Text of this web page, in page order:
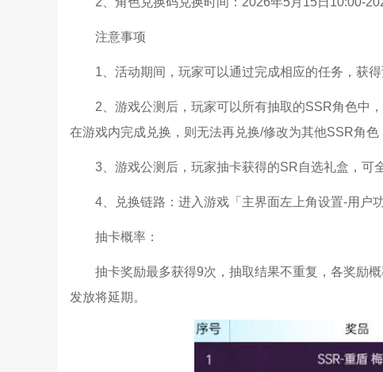
注意事项
1、活动期间，玩家可以通过完成相应的任务，获得
2、游戏公测后，玩家可以所有抽取的SSR角色中
在游戏内完成兑换，则无法再兑换/修改为其他SSR角色
3、游戏公测后，玩家抽卡获得的SR自选礼盒，可
4、兑换链路：进入游戏「主界面左上角设置-用户
抽卡概率：
抽卡奖励最多获得9次，抽取结果不重复，各奖励
发放将延期。